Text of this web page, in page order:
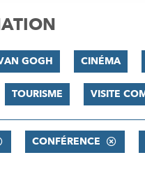
GOGH CINÉMA
TOURISME VISITE
CONFÉRENCE